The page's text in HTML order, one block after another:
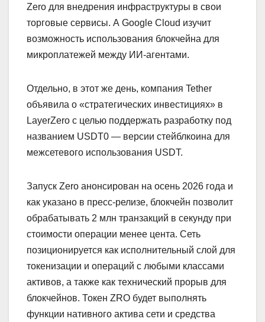
Zero для внедрения инфраструктуры в свои
торговые сервисы. А Google Cloud изучит
возможность использования блокчейна для
микроплатежей между ИИ-агентами.
Отдельно, в этот же день, компания Tether
объявила о «стратегических инвестициях» в
LayerZero с целью поддержать разработку под
названием USDT0 — версии стейблкоина для
межсетевого использования USDT.
Запуск Zero анонсирован на осень 2026 года и
как указано в пресс-релизе, блокчейн позволит
обрабатывать 2 млн транзакций в секунду при
стоимости операции менее цента. Сеть
позиционируется как исполнительный слой для
токенизации и операций с любыми классами
активов, а также как технический прорыв для
блокчейнов. Токен ZRO будет выполнять
функции нативного актива сети и средства